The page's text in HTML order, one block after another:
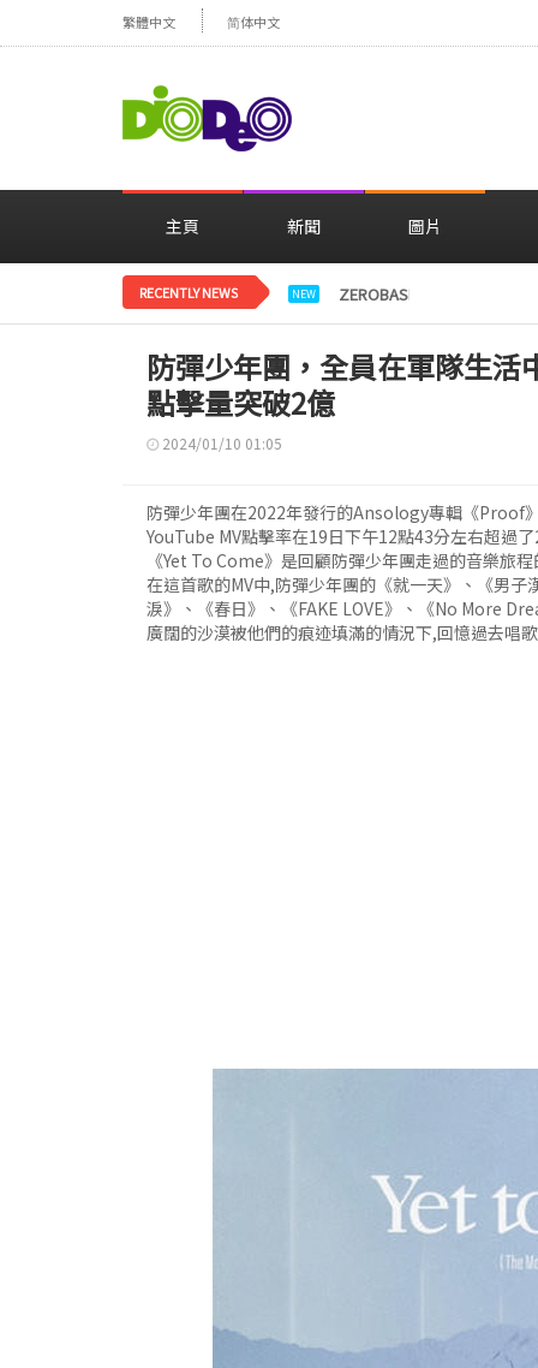
繁體中文 简体中文
主頁 新聞 圖片
RECENTLY NEWS NEW ZEROBASEONE登上日本雜
防彈少年團，全員在軍隊生
點擊量突破2億
2024/01/10 01:05
防彈少年團在2022年發行的Ansology專輯《
YouTube MV點擊率在19日下午12點43分左右超過
《Yet To Come》是回顧防彈少年團走過的音樂旅
在這首歌的MV中,防彈少年團的《就一天》、《男
淚》、《春日》、《FAKE LOVE》、《No More
廣闊的沙漠被他們的痕迹填滿的情況下,回憶過去唱